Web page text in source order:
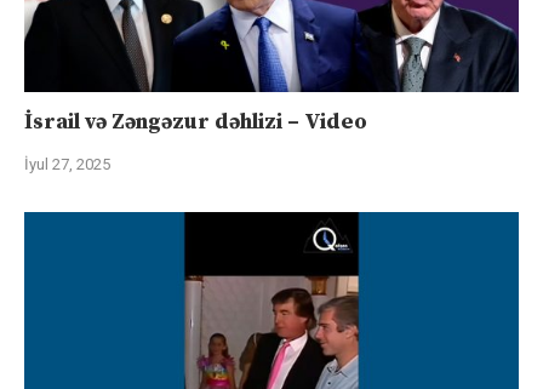
İsrail və Zəngəzur dəhlizi – Video
İyul 27, 2025